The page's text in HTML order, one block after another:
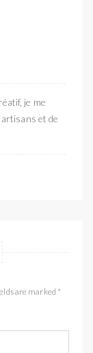
je me
et de
are marked *